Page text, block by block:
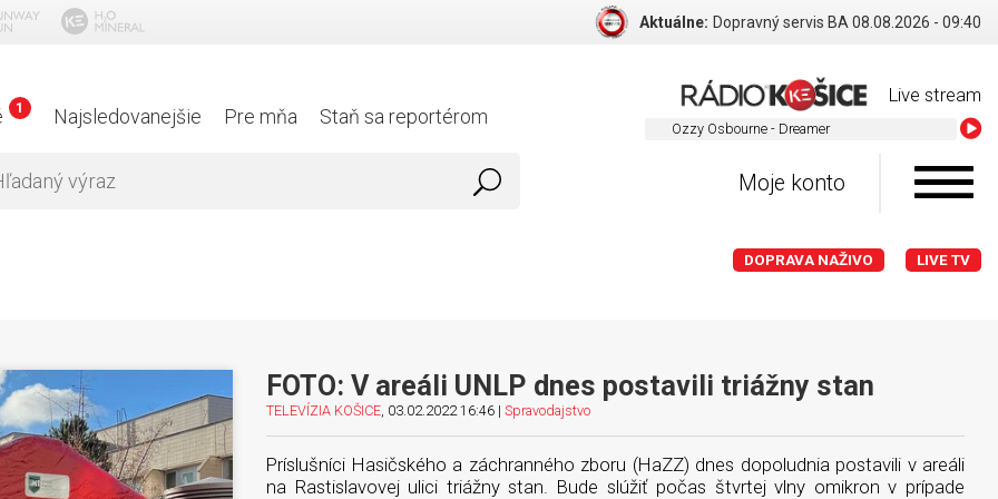
Aktuálne: Dopravný servis BA 08.08.2026 - 09:40
Live stream
Ozzy
1 Najsledovanejšie Pre mňa Staň sa reportérom
Moje konto
DOPRAVA NAŽIVO LIVE TV
FOTO: V areáli UNLP dnes postavili triážny stan
TELEVÍZIA KOŠICE, 03.02.2022 16:46 | Spravodajstvo
Príslušníci Hasičského a záchranného zboru (HaZZ) dnes dopoludnia postavili v areáli
na Rastislavovej ulici triážny stan. Bude slúžiť počas štvrtej vlny omikron v prípade